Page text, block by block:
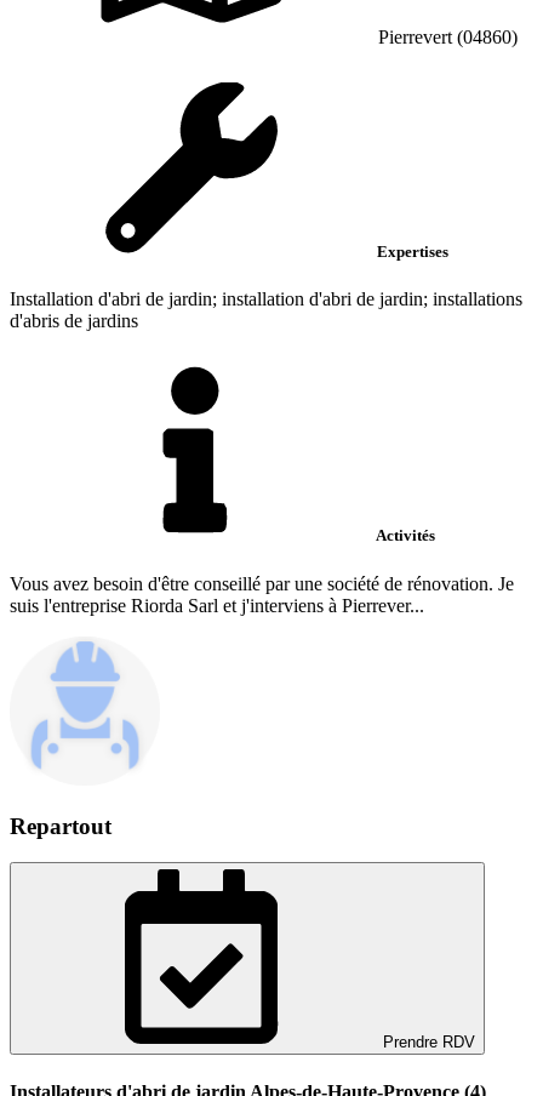
Pierrevert (04860)
Expertises
Installation d'abri de jardin; installation d'abri de jardin; installations
d'abris de jardins
Activités
Vous avez besoin d'être conseillé par une société de rénovation. Je
suis l'entreprise Riorda Sarl et j'interviens à Pierrever...
Repartout
Prendre RDV
Installateurs d'abri de jardin Alpes-de-Haute-Provence (4)